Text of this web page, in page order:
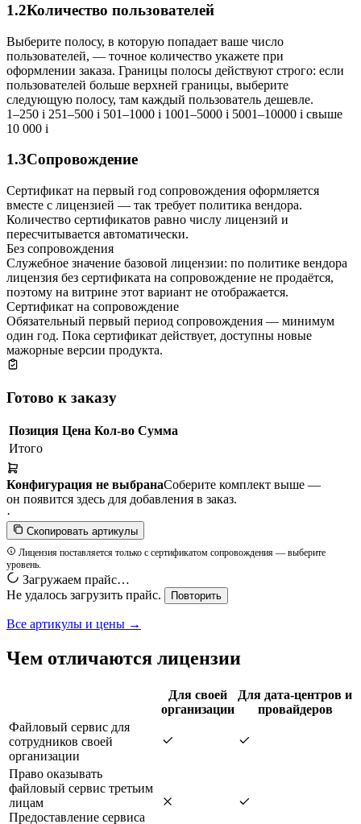
1.2Количество пользователей
Выберите полосу, в которую попадает ваше число
пользователей, — точное количество укажете при
оформлении заказа. Границы полосы действуют строго: если
пользователей больше верхней границы, выберите
следующую полосу, там каждый пользователь дешевле.
1–250 i 251–500 i 501–1000 i 1001–5000 i 5001–10000 i свыше
10 000 i
1.3Сопровождение
Сертификат на первый год сопровождения оформляется
вместе с лицензией — так требует политика вендора.
Количество сертификатов равно числу лицензий и
пересчитывается автоматически.
Без сопровождения
Служебное значение базовой лицензии: по политике вендора
лицензия без сертификата на сопровождение не продаётся,
поэтому на витрине этот вариант не отображается.
Сертификат на сопровождение
Обязательный первый период сопровождения — минимум
один год. Пока сертификат действует, доступны новые
мажорные версии продукта.
Готово к заказу
Позиция Цена Кол-во Сумма
Итого
Конфигурация не выбранаСоберите комплект выше —
он появится здесь для добавления в заказ.
·
Скопировать артикулы
Лицензия поставляется только с сертификатом сопровождения — выберите
уровень.
Загружаем прайс…
Не удалось загрузить прайс.
Повторить
Все артикулы и цены →
Чем отличаются лицензии
Для своей
организации
Для дата-центров и
провайдеров
Файловый сервис для
сотрудников своей
организации
Право оказывать
файловый сервис третьим
лицам
Предоставление сервиса